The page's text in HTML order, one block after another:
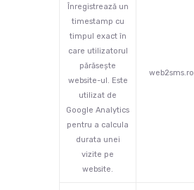
Înregistrează un
timestamp cu
timpul exact în
care utilizatorul
părăsește
website-ul. Este
utilizat de
Google Analytics
pentru a calcula
durata unei
vizite pe
website.
web2sms.ro